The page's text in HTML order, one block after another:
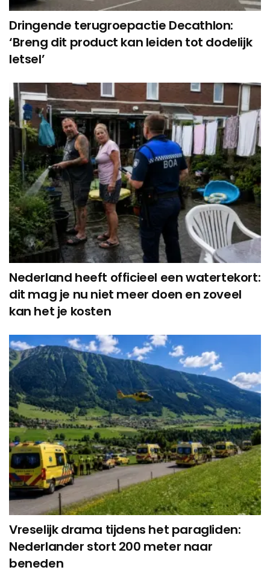
Dringende terugroepactie Decathlon:
‘Breng dit product kan leiden tot dodelijk
letsel’
Nederland heeft officieel een watertekort:
dit mag je nu niet meer doen en zoveel
kan het je kosten
Vreselijk drama tijdens het paragliden:
Nederlander stort 200 meter naar
beneden